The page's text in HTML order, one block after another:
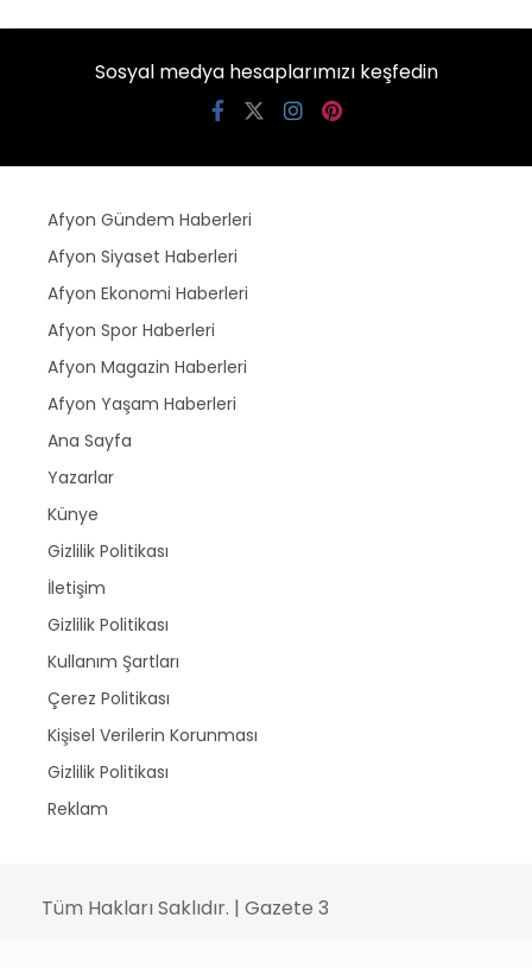
Sosyal medya hesaplarımızı keşfedin
Afyon Gündem Haberleri
Afyon Siyaset Haberleri
Afyon Ekonomi Haberleri
Afyon Spor Haberleri
Afyon Magazin Haberleri
Afyon Yaşam Haberleri
Ana Sayfa
Yazarlar
Künye
Gizlilik Politikası
İletişim
Gizlilik Politikası
Kullanım Şartları
Çerez Politikası
Kişisel Verilerin Korunması
Gizlilik Politikası
Reklam
Tüm Hakları Saklıdır. | Gazete 3